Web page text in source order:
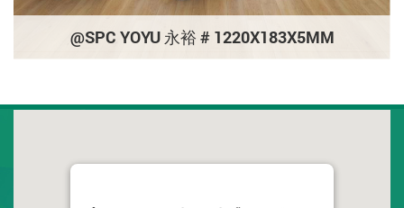
@SPC YOYU 永裕 # 1220X183X5MM
“YOYU”